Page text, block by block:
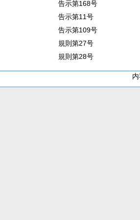
告示第168号
告示第11号
告示第109号
規則第27号
規則第28号